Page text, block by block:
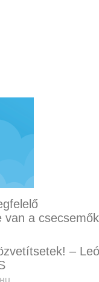
van a csecsemők
– Leó